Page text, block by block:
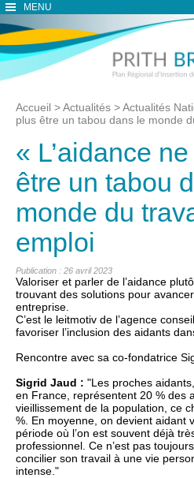
MENU
Accueil >Actualités >Actualités
plus être un tabou dans le monde
« L’aidance
être un tabou
monde du
emploi
Publication : 26 avril 2023
Valoriser et parler de l’aidance
trouvant des solutions pour
entreprise.
C’est le leitmotiv de l’agence
favoriser l’inclusion des aidants
Rencontre avec sa co-fondatrice
Sigrid Jaud : "Les proches
en France, représentent 20 % des
vieillissement de la population, ce
%. En moyenne, on devient aidant
période où l’on est souvent déjà
professionnel. Ce n’est pas
concilier son travail à une vie
intense."